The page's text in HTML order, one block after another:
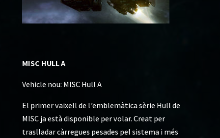
MISC HULL A
Vehicle nou: MISC Hull A
El primer vaixell de l’emblemàtica sèrie Hull de
MISC ja està disponible per volar. Creat per
traslladar càrregues pesades pel sistema i més